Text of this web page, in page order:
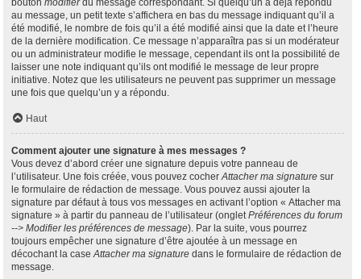
bouton modifierdu message correspondant. Si quelqu’un a déjà répondu
au message, un petit texte s’affichera en bas du message indiquant qu’il a
été modifié, le nombre de fois qu’il a été modifié ainsi que la date et l’heure
de la dernière modification. Ce message n’apparaîtra pas si un modérateur
ou un administrateur modifie le message, cependant ils ont la possibilité de
laisser une note indiquant qu’ils ont modifié le message de leur propre
initiative. Notez que les utilisateurs ne peuvent pas supprimer un message
une fois que quelqu’un y a répondu.
Haut
Comment ajouter une signature à mes messages ?
Vous devez d’abord créer une signature depuis votre panneau de
l’utilisateur. Une fois créée, vous pouvez cocherAttacher ma signature sur
le formulaire de rédaction de message. Vous pouvez aussi ajouter la
signature par défaut à tous vos messages en activant l’option « Attacher ma
signature » à partir du panneau de l’utilisateur (ongletPréférences du forum
--> Modifier les préférences de message). Par la suite, vous pourrez
toujours empêcher une signature d’être ajoutée à un message en
décochant la caseAttacher ma signature dans le formulaire de rédaction de
message.